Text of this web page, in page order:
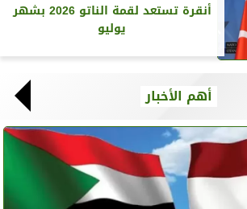
أنقرة تستعد لقمة الناتو 2026 بشهر
يوليو
أهم الأخبار